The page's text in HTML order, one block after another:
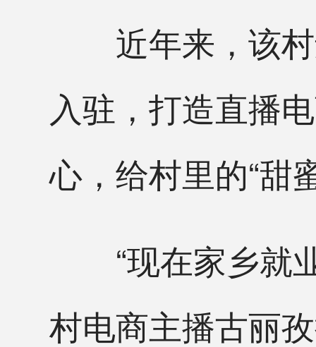
近年来，该村
入驻，打造直播
心，给村里的“甜
“现在家乡就业
村电商主播古丽